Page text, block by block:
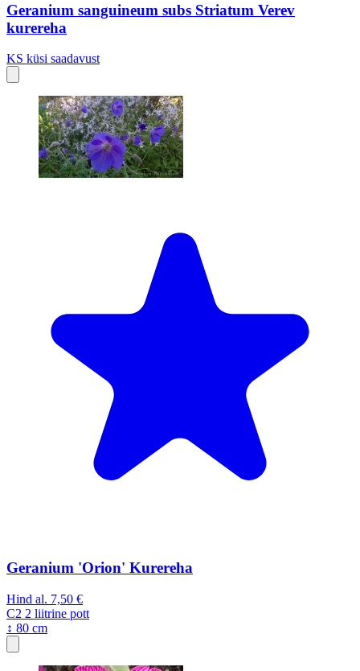
Geranium sanguineum subs Striatum Verev
kurereha
KS küsi saadavust
Geranium 'Orion' Kurereha
Hind al. 7,50 €
C2 2 liitrine pott
↕ 80 cm